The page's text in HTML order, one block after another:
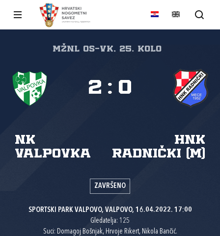
MŽNL Os-Vk, 25. kolo
NK
Valpovka
HNK
Radnički (M)
2 : 0
ZAVRŠENO
SPORTSKI PARK VALPOVO, VALPOVO, 16.04.2022. 17:00
Gledatelja: 125
Suci: Domagoj Bošnjak, Hrvoje Rikert, Nikola Bančić.